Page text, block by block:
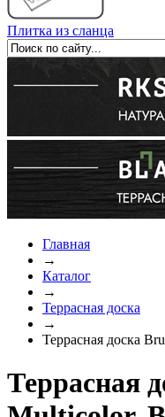
Плитка из сланца
Главная
→
Каталог
→
Террасная доска
→
Террасная доска
Террасная